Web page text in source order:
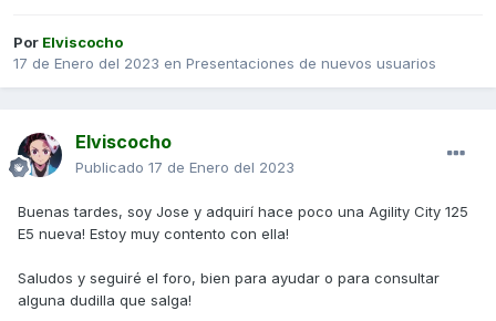
Por Elviscocho
17 de Enero del 2023 en Presentaciones de nuevos usuarios
Elviscocho
Publicado 17 de Enero del 2023
Buenas tardes, soy Jose y adquirí hace poco una Agility City 125
E5 nueva! Estoy muy contento con ella!
Saludos y seguiré el foro, bien para ayudar o para consultar
alguna dudilla que salga!